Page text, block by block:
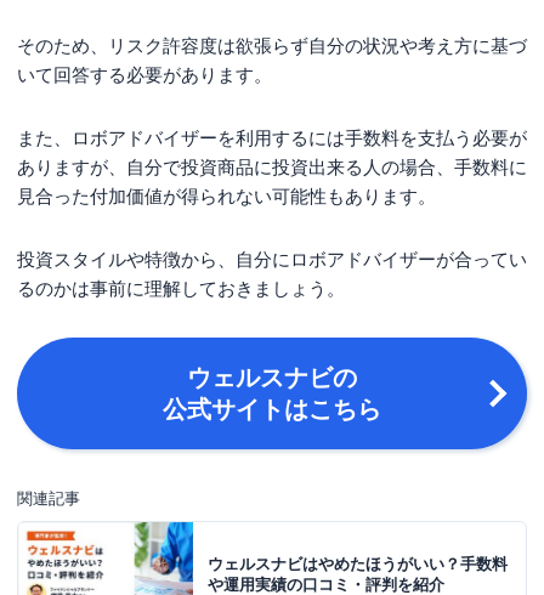
そのため、リスク許容度は欲張らず自分の状況や考え方に基づ
いて回答する必要があります。
また、ロボアドバイザーを利用するには手数料を支払う必要が
ありますが、自分で投資商品に投資出来る人の場合、手数料に
見合った付加価値が得られない可能性もあります。
投資スタイルや特徴から、自分にロボアドバイザーが合ってい
るのかは事前に理解しておきましょう。
ウェルスナビの
公式サイトはこちら
関連記事
ウェルスナビはやめたほうがいい？手数料
や運用実績の口コミ・評判を紹介